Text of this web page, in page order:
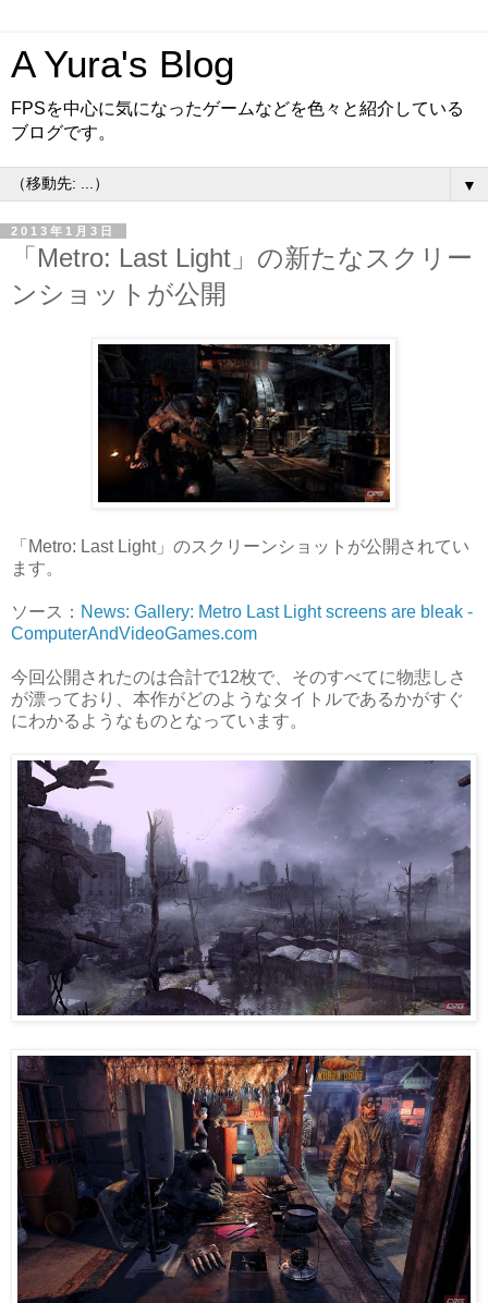
A Yura's Blog
FPSを中心に気になったゲームなどを色々と紹介している
ブログです。
▼
2013年1月3日
「Metro: Last Light」の新たなスクリー
ンショットが公開
「Metro: Last Light」のスクリーンショットが公開されてい
ます。
ソース： News: Gallery: Metro Last Light screens are bleak -
ComputerAndVideoGames.com
今回公開されたのは合計で12枚で、そのすべてに物悲しさ
が漂っており、本作がどのようなタイトルであるかがすぐ
にわかるようなものとなっています。